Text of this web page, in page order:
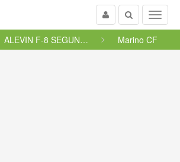
Menu
Buscar
Usuario
ALEVIN F-8 SEGUNDA GALICIA SEG... Marino CF